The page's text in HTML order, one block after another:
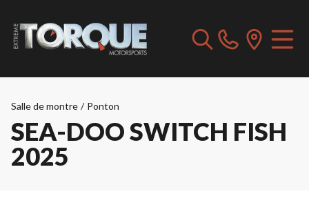
Salle de montre / Ponton
SEA-DOO SWITCH FISH
2025